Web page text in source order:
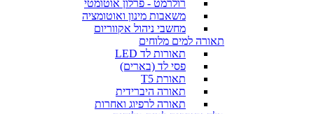
רולרמט - פרלון אוטומטי
משאבות מינון ואוטומציה
מחשבי ניהול אקווריום
תאורה למים מלוחים
תאורות לד LED
פסי לד (בארים)
תאורת T5
תאורה היברידית
תאורה לרפיוג ואחרות